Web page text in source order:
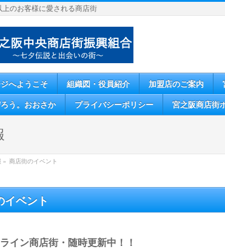
上のお客様に愛される商店街
へようこそ 組織図・役員紹介 加盟店のご案内
う。おおさか プライバシーポリシー 宮之阪商店街
» 商店街のイベント
イベント
イン商店街・随時更新中！！